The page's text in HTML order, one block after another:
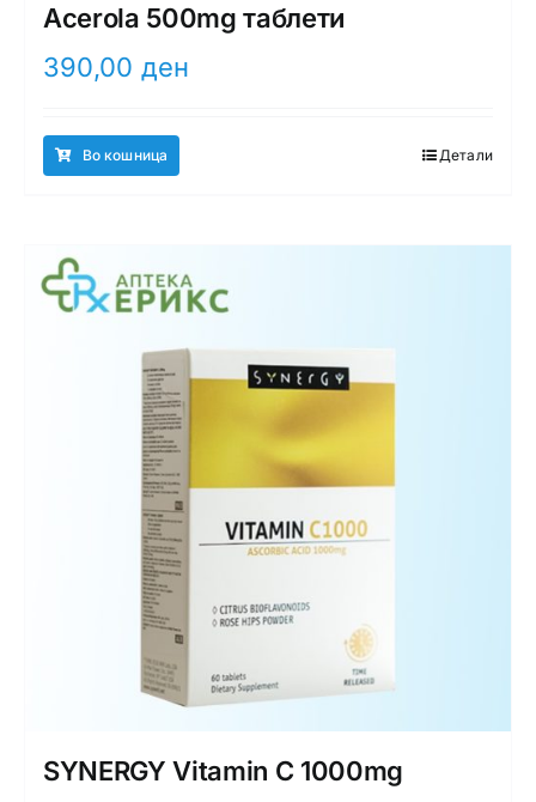
Acerola 500mg таблети
390,00 ден
Во кошница Детали
SYNERGY Vitamin C 1000mg